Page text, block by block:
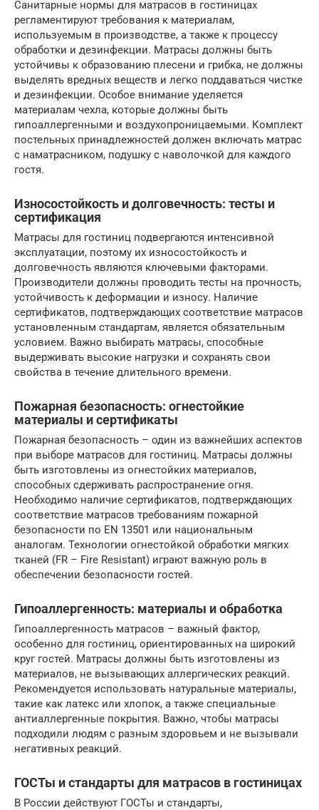
Санитарные нормы для матрасов в гостиницах
регламентируют требования к материалам,
используемым в производстве, а также к процессу
обработки и дезинфекции. Матрасы должны быть
устойчивы к образованию плесени и грибка, не должны
выделять вредных веществ и легко поддаваться чистке
и дезинфекции. Особое внимание уделяется
материалам чехла, которые должны быть
гипоаллергенными и воздухопроницаемыми. Комплект
постельных принадлежностей должен включать матрас
с наматрасником, подушку с наволочкой для каждого
гостя.
Износостойкость и долговечность: тесты и
сертификация
Матрасы для гостиниц подвергаются интенсивной
эксплуатации, поэтому их износостойкость и
долговечность являются ключевыми факторами.
Производители должны проводить тесты на прочность,
устойчивость к деформации и износу. Наличие
сертификатов, подтверждающих соответствие матрасов
установленным стандартам, является обязательным
условием. Важно выбирать матрасы, способные
выдерживать высокие нагрузки и сохранять свои
свойства в течение длительного времени.
Пожарная безопасность: огнестойкие
материалы и сертификаты
Пожарная безопасность – один из важнейших аспектов
при выборе матрасов для гостиниц. Матрасы должны
быть изготовлены из огнестойких материалов,
способных сдерживать распространение огня.
Необходимо наличие сертификатов, подтверждающих
соответствие матрасов требованиям пожарной
безопасности по EN 13501 или национальным
аналогам. Технологии огнестойкой обработки мягких
тканей (FR – Fire Resistant) играют важную роль в
обеспечении безопасности гостей.
Гипоаллергенность: материалы и обработка
Гипоаллергенность матрасов – важный фактор,
особенно для гостиниц, ориентированных на широкий
круг гостей. Матрасы должны быть изготовлены из
материалов, не вызывающих аллергических реакций.
Рекомендуется использовать натуральные материалы,
такие как латекс или хлопок, а также специальные
антиаллергенные покрытия. Важно, чтобы матрасы
подходили людям с разным здоровьем и не вызывали
негативных реакций.
ГОСТы и стандарты для матрасов в гостиницах
В России действуют ГОСТы и стандарты,